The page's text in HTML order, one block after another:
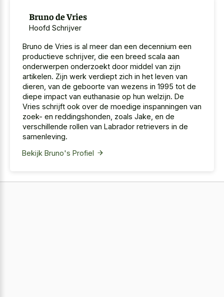
Bruno de Vries
Hoofd Schrijver
Bruno de Vries is al meer dan een decennium een
productieve schrijver, die een breed scala aan
onderwerpen onderzoekt door middel van zijn
artikelen. Zijn werk verdiept zich in het leven van
dieren, van de geboorte van wezens in 1995 tot de
diepe impact van euthanasie op hun welzijn. De
Vries schrijft ook over de moedige inspanningen van
zoek- en reddingshonden, zoals Jake, en de
verschillende rollen van Labrador retrievers in de
samenleving.
Bekijk Bruno's Profiel